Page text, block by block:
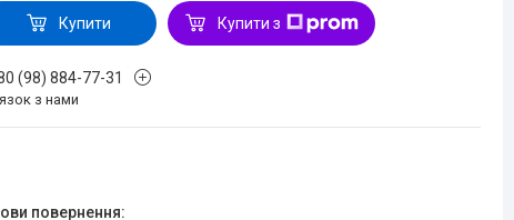
Купити Купити з
(98) 884-77-31
з нами